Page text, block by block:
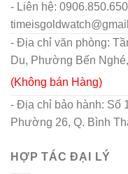
- Liên hệ:
- Địa chỉ văn phòng:
Du, Phường Bến
(Không bán Hàng)
- Địa chỉ bảo hành: Số
Phường 26, Q. Bình
HỢP TÁC ĐẠI LÝ